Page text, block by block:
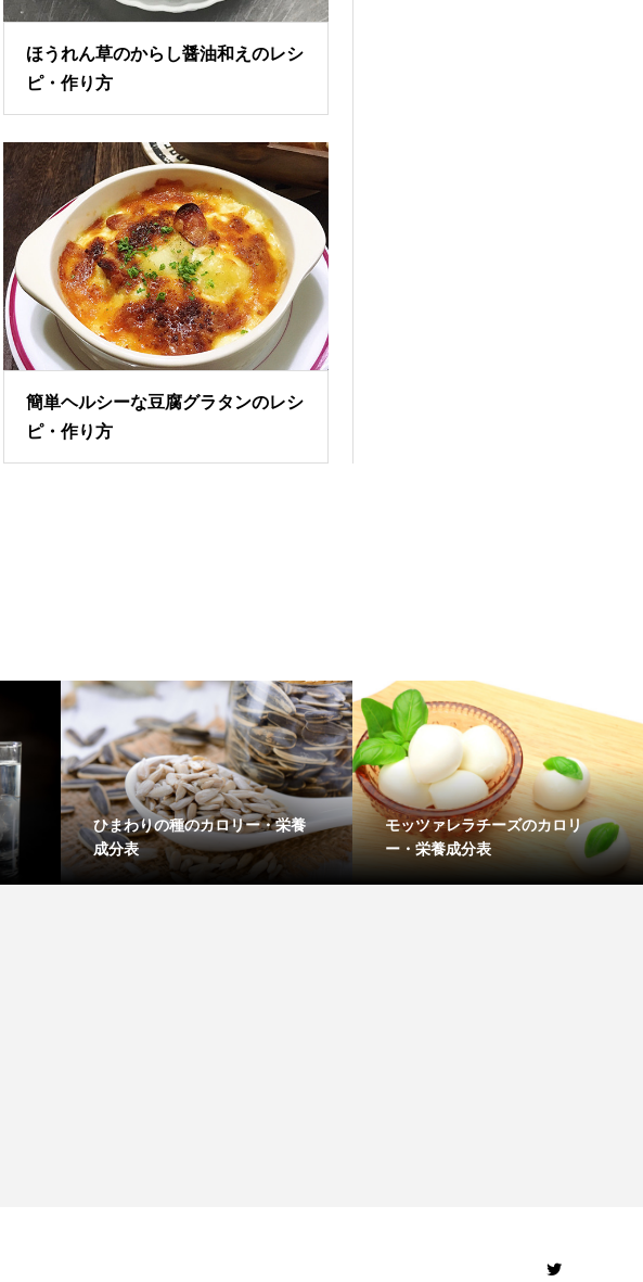
ほうれん草のからし醤油和えのレシ
ピ・作り方
簡単ヘルシーな豆腐グラタンのレシ
ピ・作り方
ひまわりの種のカロリー・栄養
成分表
モッツァレラチーズのカロリ
ー・栄養成分表